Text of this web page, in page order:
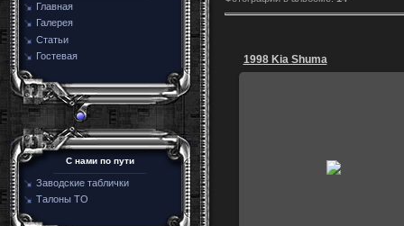
Главная
Галерея
Статьи
Гостевая
С нами по пути
Заводские таблички
Талоны ТО
1998 Kia Shuma